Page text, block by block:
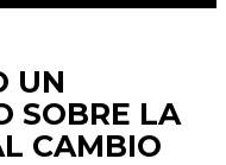
UN
SOBRE LA
CAMBIO